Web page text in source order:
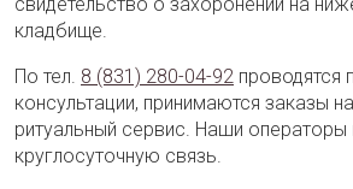
кладбище.
По тел. 8 (831) 280-04-92 проводятся
консультации, принимаются заказы
ритуальный сервис. Наши
круглосуточную связь.